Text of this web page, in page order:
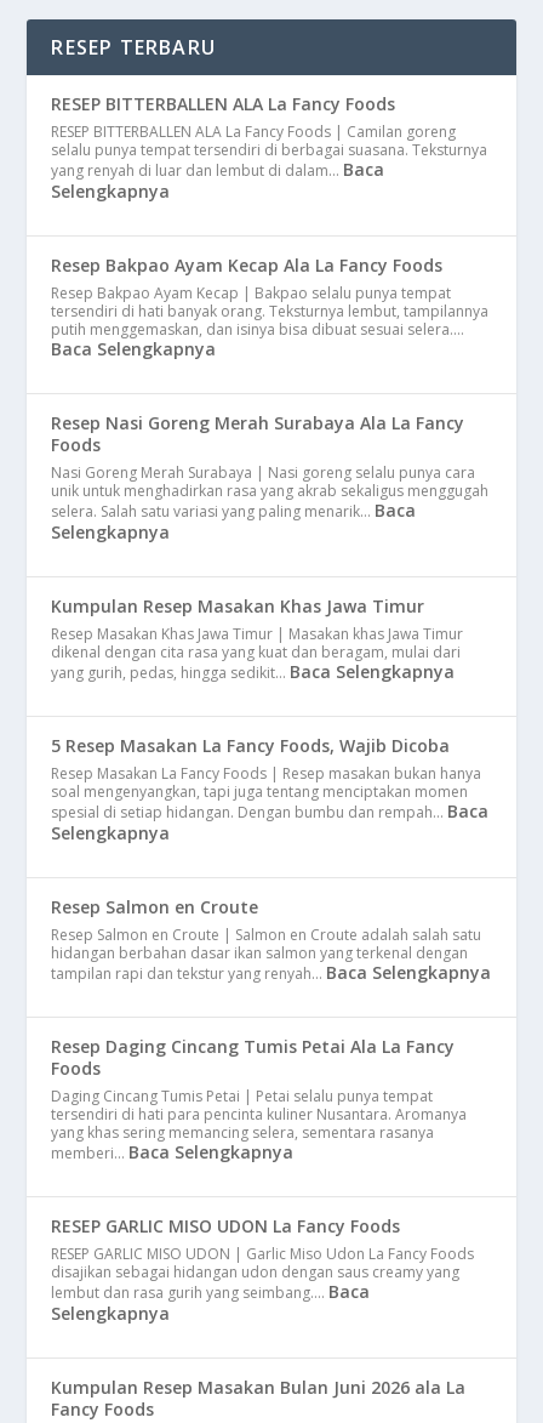
RESEP TERBARU
RESEP BITTERBALLEN ALA La Fancy Foods
RESEP BITTERBALLEN ALA La Fancy Foods | Camilan goreng
selalu punya tempat tersendiri di berbagai suasana. Teksturnya
yang renyah di luar dan lembut di dalam… Baca
Selengkapnya
Resep Bakpao Ayam Kecap Ala La Fancy Foods
Resep Bakpao Ayam Kecap | Bakpao selalu punya tempat
tersendiri di hati banyak orang. Teksturnya lembut, tampilannya
putih menggemaskan, dan isinya bisa dibuat sesuai selera.…
Baca Selengkapnya
Resep Nasi Goreng Merah Surabaya Ala La Fancy
Foods
Nasi Goreng Merah Surabaya | Nasi goreng selalu punya cara
unik untuk menghadirkan rasa yang akrab sekaligus menggugah
selera. Salah satu variasi yang paling menarik… Baca
Selengkapnya
Kumpulan Resep Masakan Khas Jawa Timur
Resep Masakan Khas Jawa Timur | Masakan khas Jawa Timur
dikenal dengan cita rasa yang kuat dan beragam, mulai dari
yang gurih, pedas, hingga sedikit… Baca Selengkapnya
5 Resep Masakan La Fancy Foods, Wajib Dicoba
Resep Masakan La Fancy Foods | Resep masakan bukan hanya
soal mengenyangkan, tapi juga tentang menciptakan momen
spesial di setiap hidangan. Dengan bumbu dan rempah… Baca
Selengkapnya
Resep Salmon en Croute
Resep Salmon en Croute | Salmon en Croute adalah salah satu
hidangan berbahan dasar ikan salmon yang terkenal dengan
tampilan rapi dan tekstur yang renyah… Baca Selengkapnya
Resep Daging Cincang Tumis Petai Ala La Fancy
Foods
Daging Cincang Tumis Petai | Petai selalu punya tempat
tersendiri di hati para pencinta kuliner Nusantara. Aromanya
yang khas sering memancing selera, sementara rasanya
memberi… Baca Selengkapnya
RESEP GARLIC MISO UDON La Fancy Foods
RESEP GARLIC MISO UDON | Garlic Miso Udon La Fancy Foods
disajikan sebagai hidangan udon dengan saus creamy yang
lembut dan rasa gurih yang seimbang.… Baca
Selengkapnya
Kumpulan Resep Masakan Bulan Juni 2026 ala La
Fancy Foods